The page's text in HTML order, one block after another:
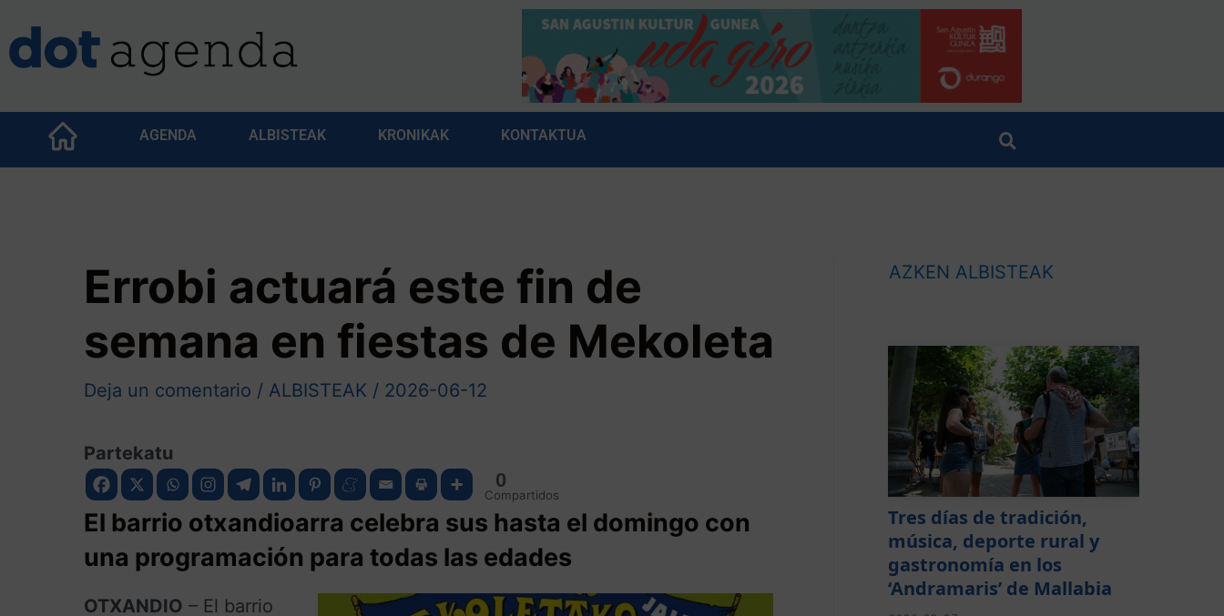
AGENDA ALBISTEAK KRONIKAK KONTAKTUA
Errobi actuará este fin de
semana en fiestas de Mekoleta
Deja un comentario / ALBISTEAK / 2026-06-12
Partekatu
0
Compartidos
El barrio otxandioarra celebra sus hasta el domingo con
una programación para todas las edades
OTXANDIO – El barrio
AZKEN ALBISTEAK
Tres días de tradición,
música, deporte rural y
gastronomía en los
‘Andramaris’ de Mallabia